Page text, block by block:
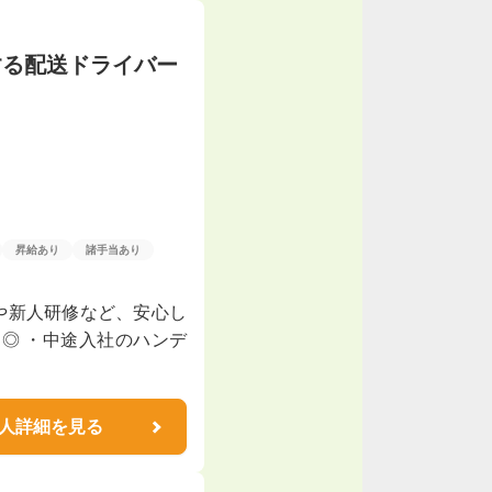
配送ドライバー
昇給あり 諸手当あり
人研修など、安心し
・中途入社のハンデ
詳細を見る